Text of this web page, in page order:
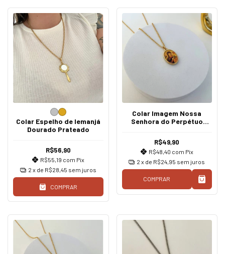
Colar Espelho de Iemanjá
Dourado Prateado
R$56,90
R$55,19 com Pix
2 x de R$28,45 sem juros
COMPRAR
Colar Imagem Nossa
Senhora do Perpétuo
R$49,90
R$48,40 com Pix
2 x de R$24,95 sem juros
COMPRAR